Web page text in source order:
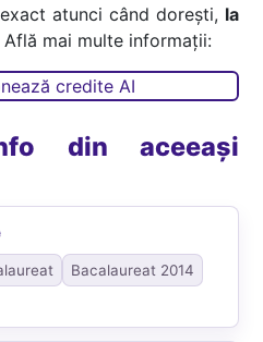
atunci când dorești, la
Află mai multe informații:
credite AI
din aceeași
Bacalaureat 2014